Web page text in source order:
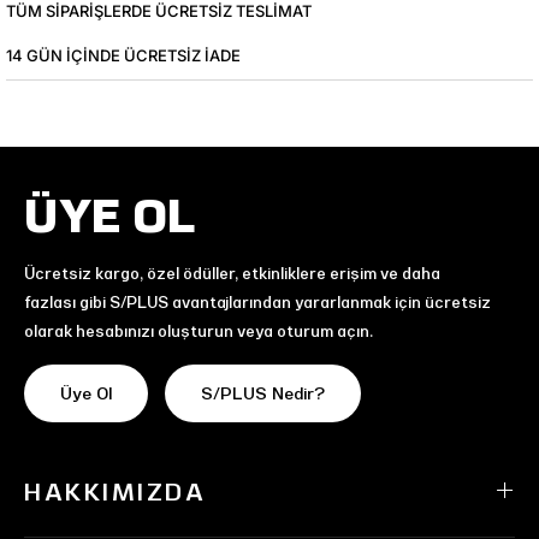
TÜM SIPARIŞLERDE ÜCRETSIZ TESLIMAT
14 GÜN IÇINDE ÜCRETSIZ IADE
ÜYE OL
Ücretsiz kargo, özel ödüller, etkinliklere erişim ve daha
fazlası gibi S/PLUS avantajlarından yararlanmak için ücretsiz
olarak hesabınızı oluşturun veya oturum açın.
Üye Ol S/PLUS Nedir?
HAKKIMIZDA